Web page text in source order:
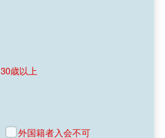
30歳以上
外国籍者入会不可